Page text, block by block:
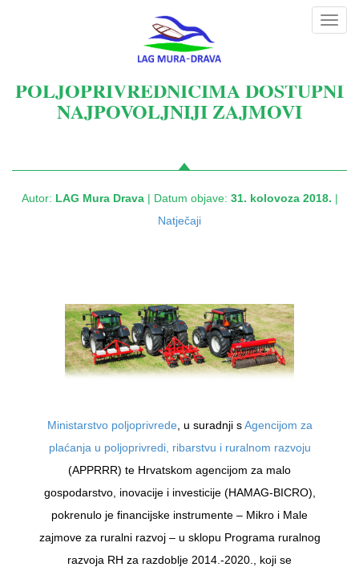
POLJOPRIVREDNICIMA DOSTUPNI
NAJPOVOLJNIJI ZAJMOVI
Autor: LAG Mura Drava| Datum objave: 31. kolovoza 2018. |
Natječaji
Ministarstvo poljoprivrede , u suradnji sAgencijom za
plaćanja u poljoprivredi, ribarstvu i ruralnom razvoju
(APPRRR) te Hrvatskom agencijom za malo
gospodarstvo, inovacije i investicije (HAMAG-BICRO),
pokrenulo je financijske instrumente – Mikro i Male
zajmove za ruralni razvoj – u sklopu Programa ruralnog
razvoja RH za razdoblje 2014.-2020., koji se